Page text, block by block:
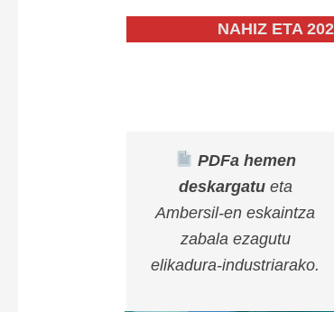
NAHIZ ETA
PDFa hemen
deskargatu eta
Ambersil-en eskaintza
zabala ezagutu
elikadura-industriarako.